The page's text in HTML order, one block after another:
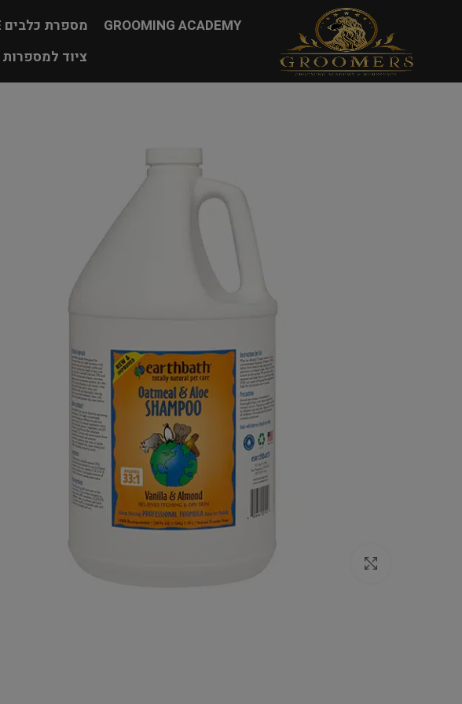
GROOMING ACADEMY מספרת כלבים WORK SPACE
ציוד למספרות